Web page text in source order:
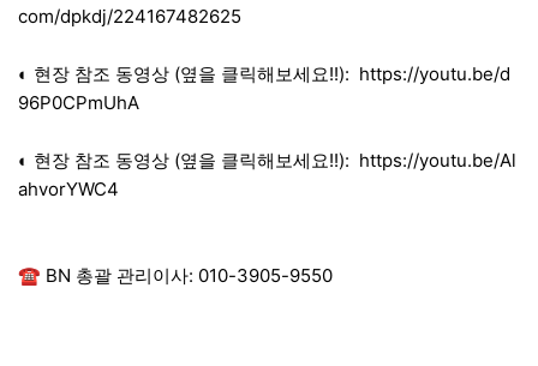
com/dpkdj/224167482625
◐ 현장 참조 동영상 (옆을 클릭해보세요!!): https://youtu.be/d
96P0CPmUhA
◐ 현장 참조 동영상 (옆을 클릭해보세요!!): https://youtu.be/Al
ahvorYWC4
☎ BN 총괄 관리이사: 010-3905-9550